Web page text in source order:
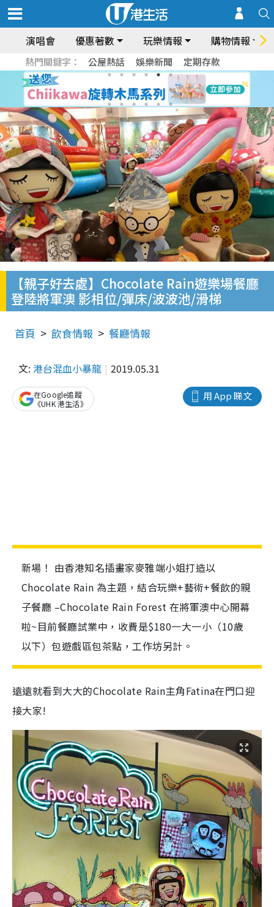
演唱會 優惠著數 玩樂情報 購物情報
熱門關鍵字： 公屋熱話 娛樂新聞 定期存款
【親子好去處】Chocolate Rain遊樂場餐廳
登陸將軍澳 影相位/彈床/波波池/滑梯
首頁 飲食情報 餐廳情報
文: 港台混血小暴龍 2019.05.31
用 App 睇文
在Google追蹤
《UHK 港生活》
新場！ 由香港知名插畫家麥雅端小姐打造以
Chocolate Rain 為主題，結合玩樂+藝術+餐飲的親
子餐廳 –Chocolate Rain Forest 在將軍澳中心開幕
啦~目前餐廳試業中，收費是$180一大一小（10歲
以下）包遊戲區包茶點，工作坊另計。
遠遠就看到大大的Chocolate Rain主角Fatina在門口迎
接大家!